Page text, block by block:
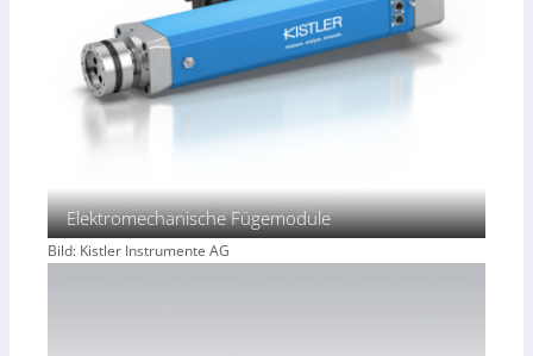
Elektromechanische Fügemodule
Bild: Kistler Instrumente AG